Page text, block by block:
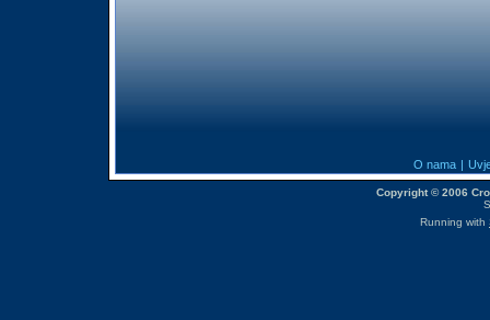
O nama |
Copyright © 2006
Running with